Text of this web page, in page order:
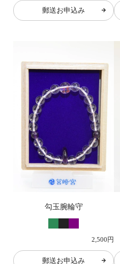
郵送お申込み
勾玉腕輪守
2,500円
郵送お申込み